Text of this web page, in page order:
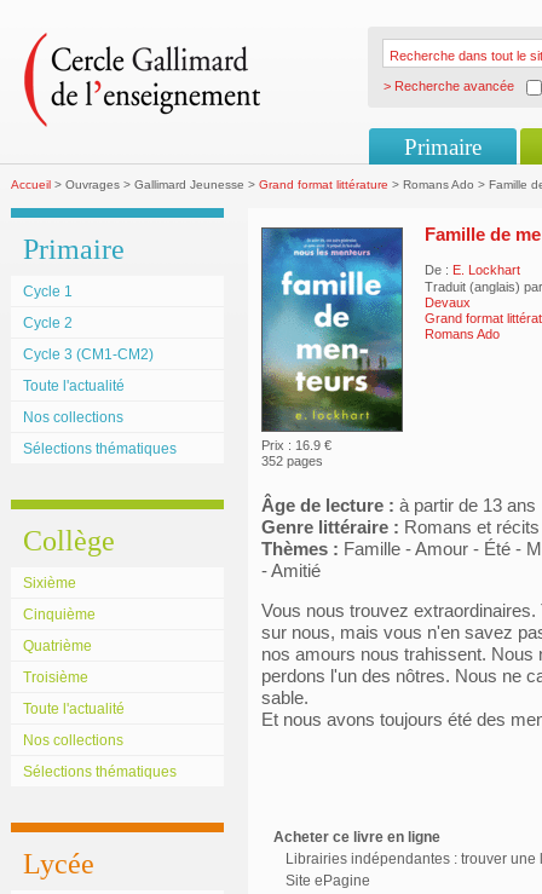
> Recherche avancée
Primaire
Accueil > Ouvrages > Gallimard Jeunesse > Grand format littérature > Romans Ado > Famille
Primaire
Cycle 1
Cycle 2
Cycle 3 (CM1-CM2)
Toute l'actualité
Nos collections
Sélections thématiques
Collège
Sixième
Cinquième
Quatrième
Troisième
Toute l'actualité
Nos collections
Sélections thématiques
Lycée
Prix : 16.9 €
352 pages
Famille de
De : E. Lockhart
Traduit (anglais)
Devaux
Grand format
Romans Ado
Âge de lecture : à partir de 13 ans
Genre littéraire : Romans et
Thèmes : Famille - Amour - Été -
- Amitié
Vous nous trouvez
sur nous, mais vous n'en savez
nos amours nous trahissent.
perdons l'un des nôtres. Nous ne
sable.
Et nous avons toujours été des
Acheter ce livre en ligne
Librairies indépendantes : trouver une
Site ePagine